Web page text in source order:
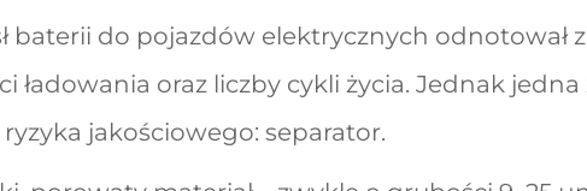
baterii do pojazdów elektrycznych
ładowania oraz liczby cykli życia. Jednak
ryzyka jakościowego: separator.